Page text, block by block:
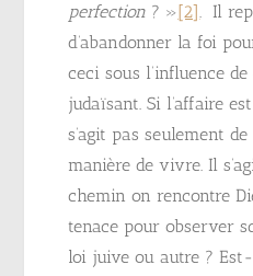
perfection ? »[2]. Il
d’abandonner la foi
ceci sous l’influence
judaïsant. Si l’affaire
s’agit pas seulement
manière de vivre. Il
chemin on rencontre
tenace pour observer
loi juive ou autre ?